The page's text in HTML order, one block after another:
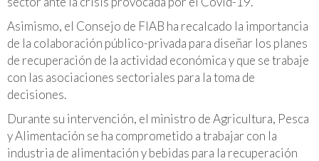
Asimismo, el Consejo de FIAB ha recalcado la importancia
de la colaboración público-privada para diseñar los planes
de recuperación de la actividad económica y que se trabaje
con las asociaciones sectoriales para la toma de
decisiones.
Durante su intervención, el ministro de Agricultura, Pesca
y Alimentación se ha comprometido a trabajar con la
industria de alimentación y bebidas para la recuperación